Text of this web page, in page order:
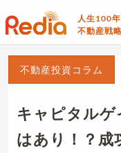
人生100
不動産戦
不動産投資コラム
キャピタルゲ
はあり！？成